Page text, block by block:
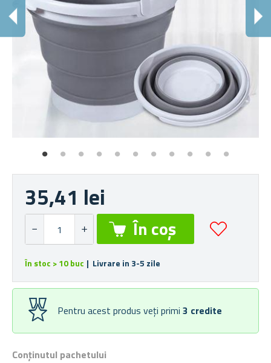
Conținutul pachetului
35,41 lei
În stoc > 10 buc | Livrare in 3-5 zile
Pentru acest produs veți primi 3 credite